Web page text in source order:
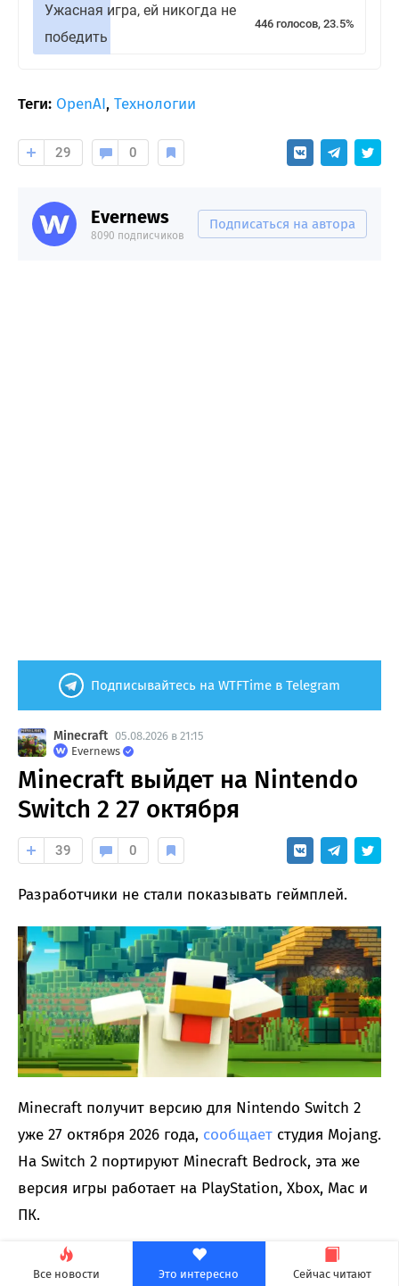
Все новости Это интересно Сейчас читают
Ужасная игра, ей никогда не
победить
446 голосов, 23.5%
Теги: OpenAI, Технологии
29 0
Evernews
8090 подписчиков
Подписаться на автора
Подписывайтесь на WTFTime в Telegram
Minecraft 05.08.2026 в 21:15
Evernews
Minecraft выйдет на Nintendo
Switch 2 27 октября
39 0
Разработчики не стали показывать геймплей.
Minecraft получит версию для Nintendo Switch 2
уже 27 октября 2026 года, сообщает студия Mojang.
На Switch 2 портируют Minecraft Bedrock, эта же
версия игры работает на PlayStation, Xbox, Mac и
ПК.
Версия Minecraft для Switch 2 будет поддерживать